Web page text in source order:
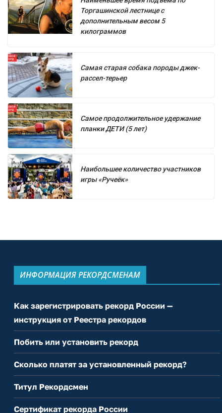
Торгашинской лестнице с
дополнительным весом 5
килограммов
Самая старая собака породы джек-
рассел-терьер
Самое продолжительное удержание
планки ДЕТИ (5 лет)
Наибольшее количество участников
игры «Ручеёк»
ИНФОРМАЦИЯ РЕКОРДСМЕНАМ
Как зарегистрировать рекорд России —
инструкция от Реестра рекордов
Побить или установить рекорд
Сколько платят за установленный рекорд?
Титул Рекордсмен
Сертификат рекорда России